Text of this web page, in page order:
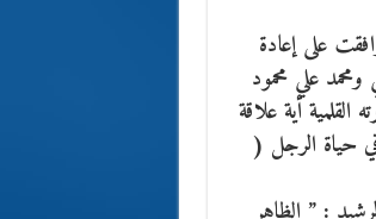
على إعادة
الشيخ علي ومحمد علي محمود
عطا في صورته القلمية أية علاقة
في حياة الرجل (